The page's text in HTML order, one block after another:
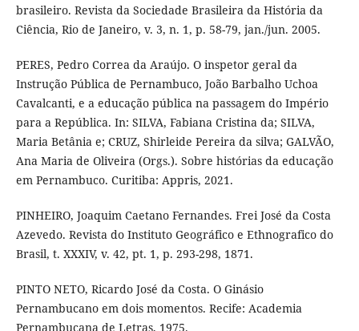
brasileiro. Revista da Sociedade Brasileira da História da
Ciência, Rio de Janeiro, v. 3, n. 1, p. 58-79, jan./jun. 2005.
PERES, Pedro Correa da Araújo. O inspetor geral da
Instrução Pública de Pernambuco, João Barbalho Uchoa
Cavalcanti, e a educação pública na passagem do Império
para a República. In: SILVA, Fabiana Cristina da; SILVA,
Maria Betânia e; CRUZ, Shirleide Pereira da silva; GALVÃO,
Ana Maria de Oliveira (Orgs.). Sobre histórias da educação
em Pernambuco. Curitiba: Appris, 2021.
PINHEIRO, Joaquim Caetano Fernandes. Frei José da Costa
Azevedo. Revista do Instituto Geográfico e Ethnografico do
Brasil, t. XXXIV, v. 42, pt. 1, p. 293-298, 1871.
PINTO NETO, Ricardo José da Costa. O Ginásio
Pernambucano em dois momentos. Recife: Academia
Pernambucana de Letras, 1975.